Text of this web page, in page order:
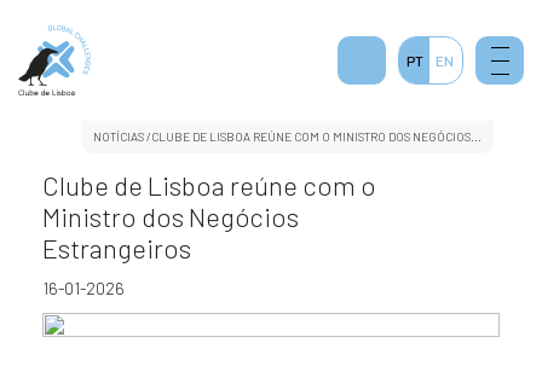
NOTÍCIAS/CLUBE DE LISBOA REÚNE COM O MINISTRO DOS NEGÓCIOS...
Clube de Lisboa reúne com o
Ministro dos Negócios
Estrangeiros
16-01-2026
PT EN